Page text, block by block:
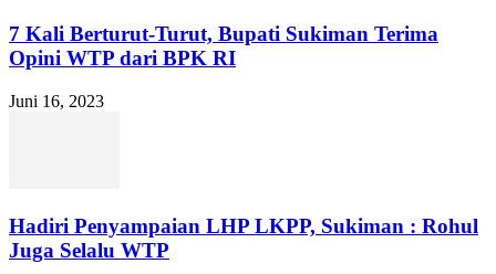
7 Kali Berturut-Turut, Bupati Sukiman Terima
Opini WTP dari BPK RI
Juni 16, 2023
Hadiri Penyampaian LHP LKPP, Sukiman : Rohul
Juga Selalu WTP